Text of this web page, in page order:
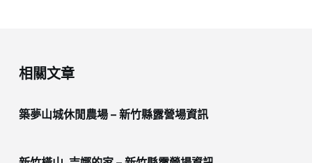
相關文章
築夢山城休閒農場 – 新竹縣露營場資訊